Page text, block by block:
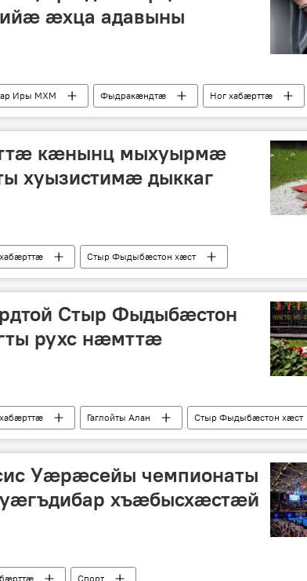
æхца адавыны
Иры МХМ Фыдракӕндтӕ Ног хабӕрттӕ
кӕнынц мыхуырмӕ
хуызистимӕ дыккаг
Стыр Фыдыбæстон хæст
Стыр Фыдыбæстон
рухс нæмттæ
Гаглойты Алан Стыр Фыдыбæстон хæст
Уæрæсейы чемпионаты
хъæбысхæстæй
Спорт